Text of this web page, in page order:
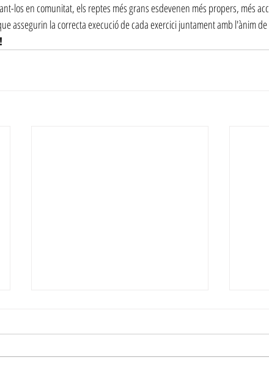
los en comunitat, els reptes més grans esdevenen més propers, més
assegurin la correcta execució de cada exercici juntament amb l'ànim